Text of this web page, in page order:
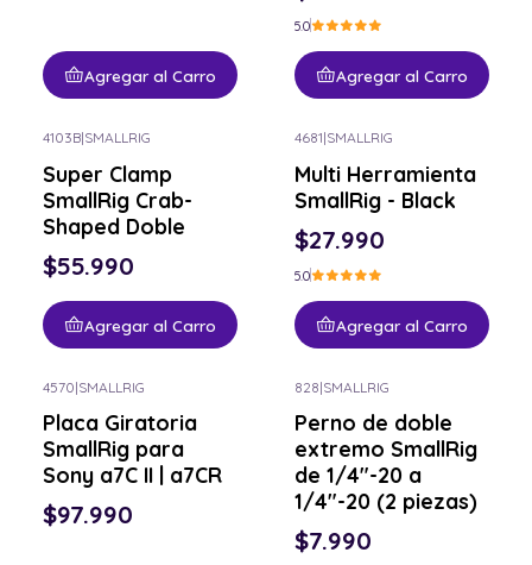
Agregar al Carro
5.0
Agregar al Carro
4103B|SMALLRIG
Super Clamp
SmallRig Crab-
Shaped Doble
$55.990
Agregar al Carro
4681|SMALLRIG
Multi Herramienta
SmallRig - Black
$27.990
5.0
Agregar al Carro
4570|SMALLRIG
Placa Giratoria
SmallRig para
Sony a7C II | a7CR
$97.990
828|SMALLRIG
Perno de doble
extremo SmallRig
de 1/4"-20 a
1/4"-20 (2 piezas)
$7.990